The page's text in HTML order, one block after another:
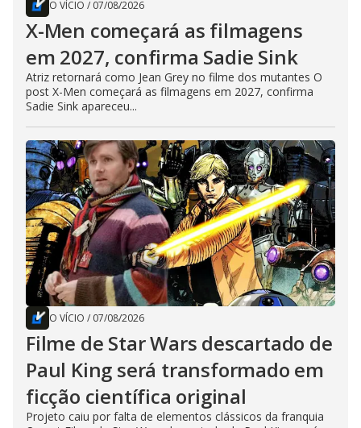
O VÍCIO / 07/08/2026
X-Men começará as filmagens
em 2027, confirma Sadie Sink
Atriz retornará como Jean Grey no filme dos mutantes O
post X-Men começará as filmagens em 2027, confirma
Sadie Sink apareceu...
O VÍCIO / 07/08/2026
Filme de Star Wars descartado de
Paul King será transformado em
ficção científica original
Projeto caiu por falta de elementos clássicos da franquia